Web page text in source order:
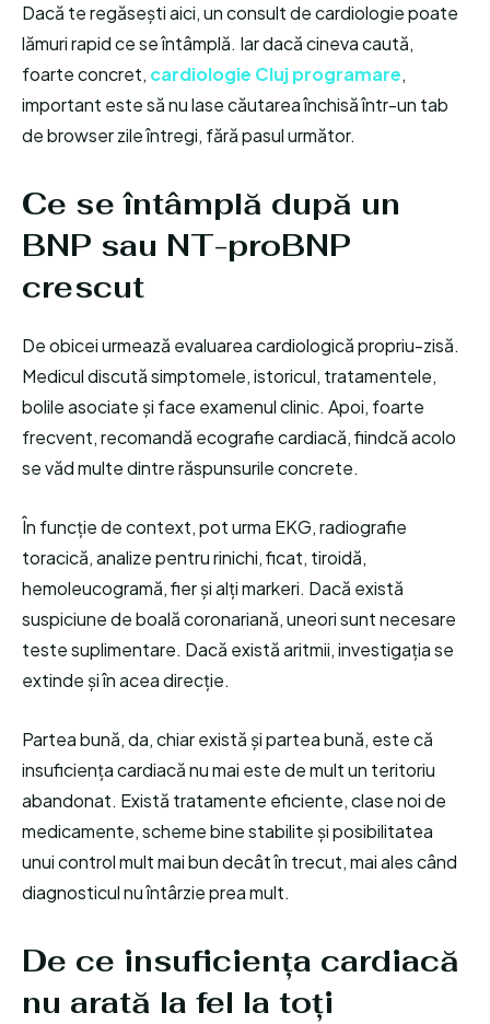
Dacă te regăsești aici, un consult de cardiologie poate
lămuri rapid ce se întâmplă. Iar dacă cineva caută,
foarte concret, cardiologie Cluj programare,
important este să nu lase căutarea închisă într-un tab
de browser zile întregi, fără pasul următor.
Ce se întâmplă după un
BNP sau NT-proBNP
crescut
De obicei urmează evaluarea cardiologică propriu-zisă.
Medicul discută simptomele, istoricul, tratamentele,
bolile asociate și face examenul clinic. Apoi, foarte
frecvent, recomandă ecografie cardiacă, fiindcă acolo
se văd multe dintre răspunsurile concrete.
În funcție de context, pot urma EKG, radiografie
toracică, analize pentru rinichi, ficat, tiroidă,
hemoleucogramă, fier și alți markeri. Dacă există
suspiciune de boală coronariană, uneori sunt necesare
teste suplimentare. Dacă există aritmii, investigația se
extinde și în acea direcție.
Partea bună, da, chiar există și partea bună, este că
insuficiența cardiacă nu mai este de mult un teritoriu
abandonat. Există tratamente eficiente, clase noi de
medicamente, scheme bine stabilite și posibilitatea
unui control mult mai bun decât în trecut, mai ales când
diagnosticul nu întârzie prea mult.
De ce insuficiența cardiacă
nu arată la fel la toți